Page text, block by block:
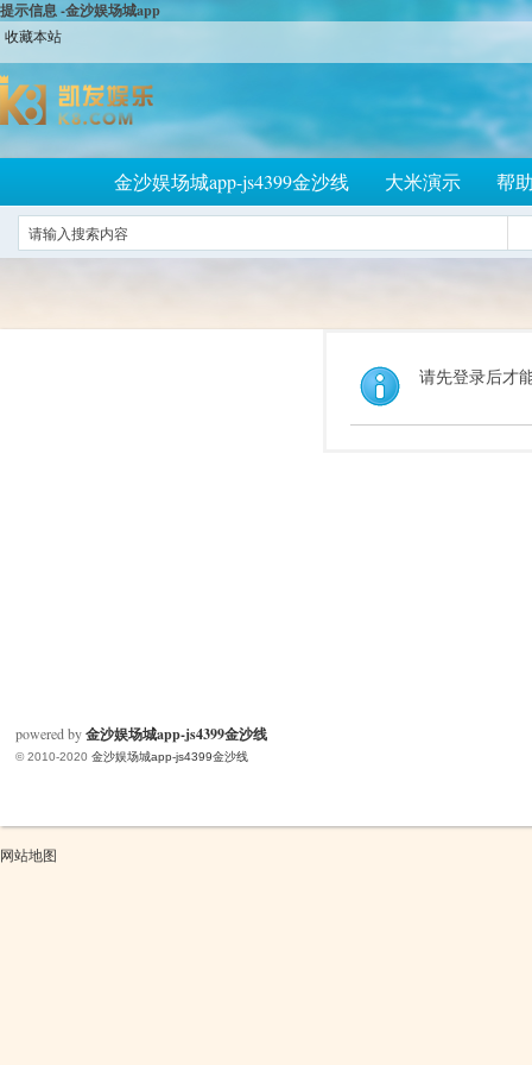
提示信息 -金沙娱场城app
收藏本站
金沙娱场城app-js4399金沙线 大米演示 帮
请先登录后才
powered by金沙娱场城app-js4399金沙线
© 2010-2020 金沙娱场城app-js4399金沙线
网站地图